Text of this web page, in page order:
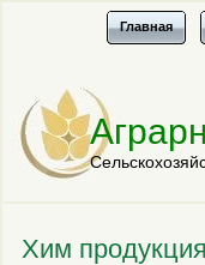
Главная
Хим